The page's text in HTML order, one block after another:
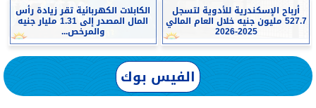
أرباح الإسكندرية للأدوية لتسجل
527.7 مليون جنيه خلال العام المالي
2025-2026
الكابلات الكهربائية تقر زيادة رأس
المال المصدر إلى 1.31 مليار جنيه
والمرخص...
الفيس بوك